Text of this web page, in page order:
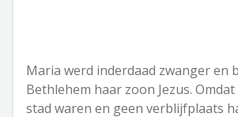
Maria werd inderdaad zwanger en
Bethlehem haar zoon Jezus.
stad waren en geen verblijfplaats